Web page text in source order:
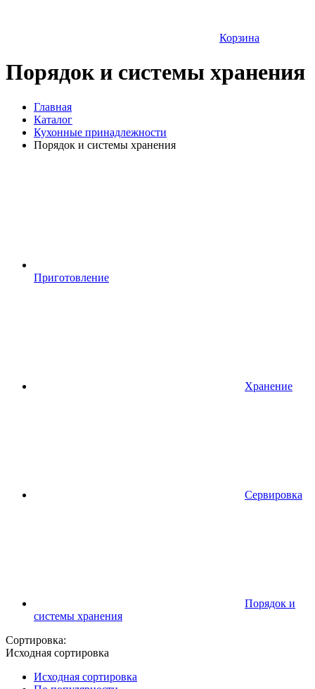
Корзина
Порядок и системы хранения
Главная
Каталог
Кухонные принадлежности
Порядок и системы хранения
Приготовление
Хранение
Сервировка
Порядок и
системы хранения
Сортировка:
Исходная сортировка
Исходная сортировка